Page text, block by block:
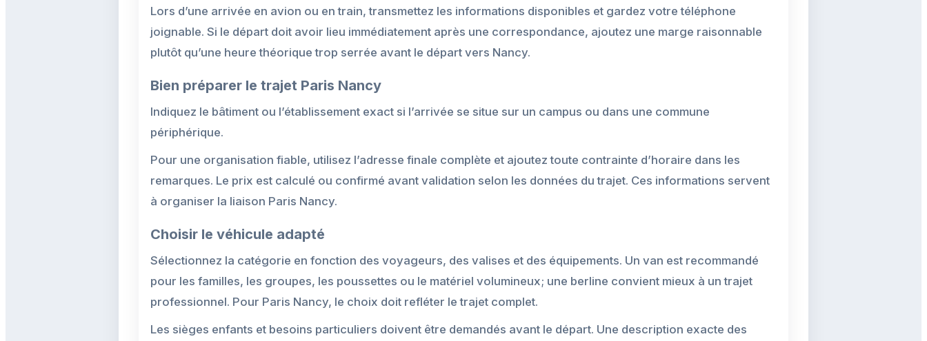
Lors d’une arrivée en avion ou en train, transmettez les informations disponibles et gardez votre téléphone
joignable. Si le départ doit avoir lieu immédiatement après une correspondance, ajoutez une marge raisonnable
plutôt qu’une heure théorique trop serrée avant le départ vers Nancy.
Bien préparer le trajet Paris Nancy
Indiquez le bâtiment ou l’établissement exact si l’arrivée se situe sur un campus ou dans une commune
périphérique.
Pour une organisation fiable, utilisez l’adresse finale complète et ajoutez toute contrainte d’horaire dans les
remarques. Le prix est calculé ou confirmé avant validation selon les données du trajet. Ces informations servent
à organiser la liaison Paris Nancy.
Choisir le véhicule adapté
Sélectionnez la catégorie en fonction des voyageurs, des valises et des équipements. Un van est recommandé
pour les familles, les groupes, les poussettes ou le matériel volumineux; une berline convient mieux à un trajet
professionnel. Pour Paris Nancy, le choix doit refléter le trajet complet.
Les sièges enfants et besoins particuliers doivent être demandés avant le départ. Une description exacte des